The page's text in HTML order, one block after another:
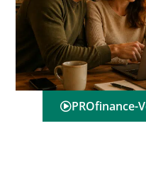
PROfinance-